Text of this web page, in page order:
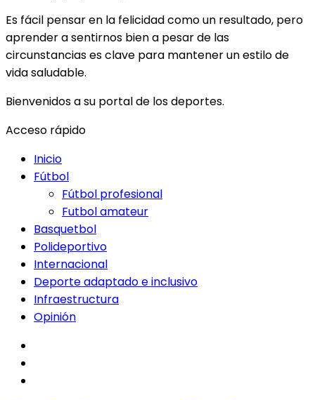
Es fácil pensar en la felicidad como un resultado, pero
aprender a sentirnos bien a pesar de las
circunstancias es clave para mantener un estilo de
vida saludable.
Bienvenidos a su portal de los deportes.
Acceso rápido
Inicio
Fútbol
Fútbol profesional
Futbol amateur
Basquetbol
Polideportivo
Internacional
Deporte adaptado e inclusivo
Infraestructura
Opinión